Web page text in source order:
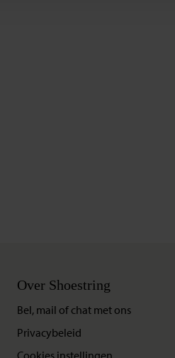
Over Shoestring
Bel, mail of chat met ons
Privacybeleid
Cookies instellingen